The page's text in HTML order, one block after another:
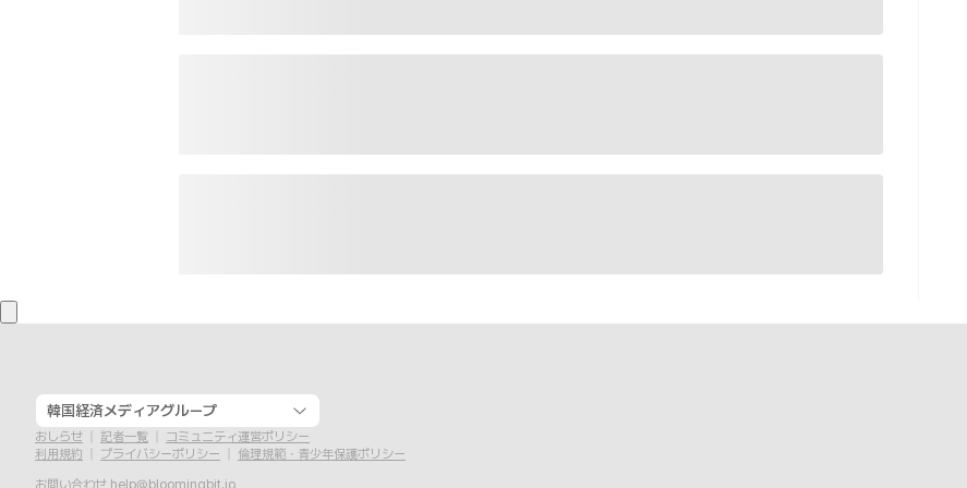
韓国経済メディアグループ
おしらせ 記者一覧
コミュニティ運営ポリシー
利用規約
プライバシーポリシー
倫理規範・青少年保護ポリシー
お問い合わせ help@bloomingbit.io